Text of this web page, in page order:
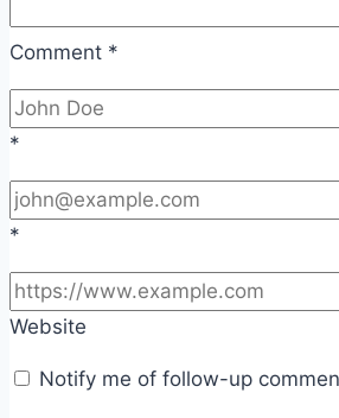
Comment *
*
*
Website
Notify me of follow-up